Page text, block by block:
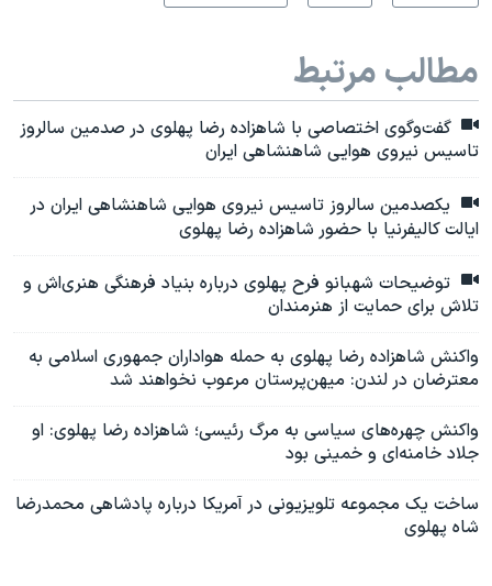
مطالب مرتبط
گفت‌وگوی اختصاصی با شاهزاده رضا پهلوی در صدمین سالروز
تاسیس نیروی هوایی شاهنشاهی ایران
یکصدمین سالروز تاسیس نیروی هوایی شاهنشاهی ایران در
ایالت کالیفرنیا با حضور شاهزاده رضا پهلوی
توضیحات شهبانو فرح پهلوی درباره بنیاد فرهنگی هنری‌اش و
تلاش برای حمایت از هنرمندان
واکنش شاهزاده رضا پهلوی به حمله هواداران جمهوری اسلامی به
معترضان در لندن:‌ میهن‌پرستان مرعوب نخواهند شد
واکنش چهره‌های سیاسی به مرگ رئیسی؛ شاهزاده رضا پهلوی: او
جلاد خامنه‌ای و خمینی بود
ساخت یک مجموعه تلویزیونی در آمریکا درباره پادشاهی محمدرضا
شاه پهلوی